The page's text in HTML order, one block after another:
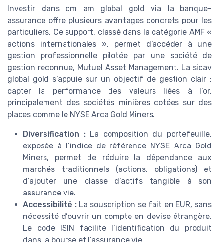
Investir dans cm am global gold via la banque-
assurance offre plusieurs avantages concrets pour les
particuliers. Ce support, classé dans la catégorie AMF «
actions internationales », permet d’accéder à une
gestion professionnelle pilotée par une société de
gestion reconnue, Mutuel Asset Management. La sicav
global gold s’appuie sur un objectif de gestion clair :
capter la performance des valeurs liées à l’or,
principalement des sociétés minières cotées sur des
places comme le NYSE Arca Gold Miners.
Diversification : La composition du portefeuille,
exposée à l’indice de référence NYSE Arca Gold
Miners, permet de réduire la dépendance aux
marchés traditionnels (actions, obligations) et
d’ajouter une classe d’actifs tangible à son
assurance vie.
Accessibilité :La souscription se fait en EUR, sans
nécessité d’ouvrir un compte en devise étrangère.
Le code ISIN facilite l’identification du produit
dans la bourse et l’assurance vie.